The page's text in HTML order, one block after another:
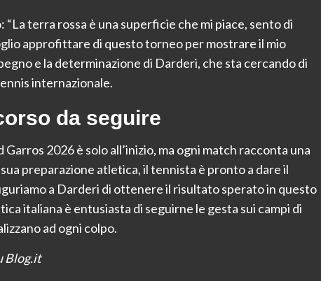
terra rossa è una superficie che mi piace, sento di
approfittare di questo torneo per mostrare il mio
e la determinazione di Darderi, che sta cercando di
internazionale.
da seguire
2026 è solo all’inizio, ma ogni match racconta una
preparazione atletica, il tennista è pronto a dare il
a Darderi di ottenere il risultato sperato in questo
italiana è entusiasta di seguirne le gesta sui campi di
ad ogni colpo.
Blog.it